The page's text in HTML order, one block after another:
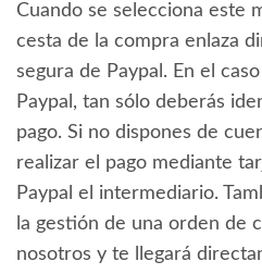
Cuando se selecciona este
cesta de la compra enlaza
segura de Paypal. En el
Paypal, tan sólo deberás
pago. Si no dispones de
realizar el pago mediante
Paypal el intermediario.
la gestión de una orden de
nosotros y te llegará